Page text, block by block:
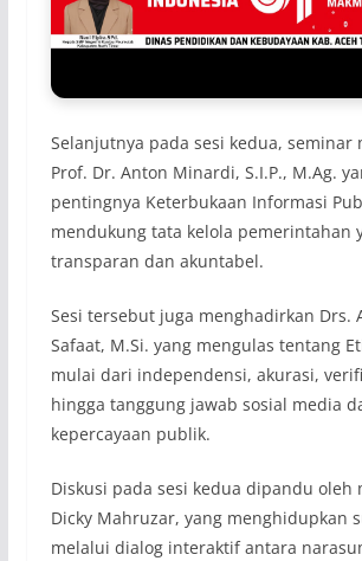
Selanjutnya pada sesi kedua, seminar
Prof. Dr. Anton Minardi, S.I.P., M.Ag.
pentingnya Keterbukaan Informasi
mendukung tata kelola pemerintahan
transparan dan akuntabel.
Sesi tersebut juga menghadirkan Drs.
Safaat, M.Si. yang mengulas tentang
mulai dari independensi, akurasi,
hingga tanggung jawab sosial media
kepercayaan publik.
Diskusi pada sesi kedua dipandu oleh
Dicky Mahruzar, yang menghidupkan
melalui dialog interaktif antara